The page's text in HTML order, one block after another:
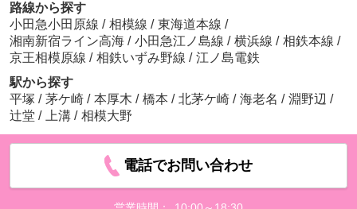
路線から探す
小田急小田原線 / 相模線 / 東海道本線 /
湘南新宿ライン高海 / 小田急江ノ島線 / 横浜線 / 相鉄本線 /
京王相模原線 / 相鉄いずみ野線 / 江ノ島電鉄
駅から探す
平塚 / 茅ケ崎 / 本厚木 / 橋本 / 北茅ケ崎 / 海老名 / 淵野辺 /
辻堂 / 上溝 / 相模大野
電話でお問い合わせ